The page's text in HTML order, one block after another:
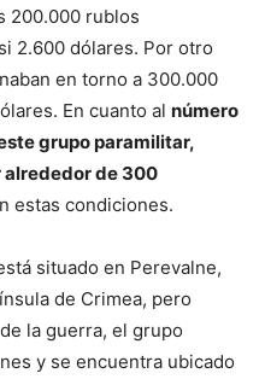
200.000 rublos
2.600 dólares. Por otro
en torno a 300.000
En cuanto al número
grupo paramilitar,
alrededor de 300
estas condiciones.
situado en Perevalne,
de Crimea, pero
la guerra, el grupo
y se encuentra ubicado